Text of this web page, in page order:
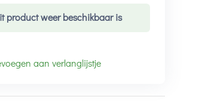
product weer beschikbaar is
aan verlanglijstje